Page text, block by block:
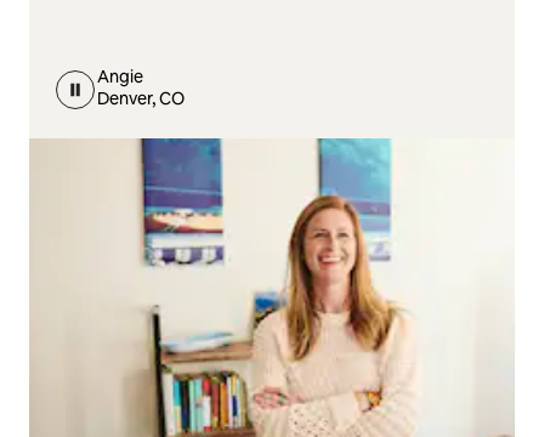
Angie
Denver, CO